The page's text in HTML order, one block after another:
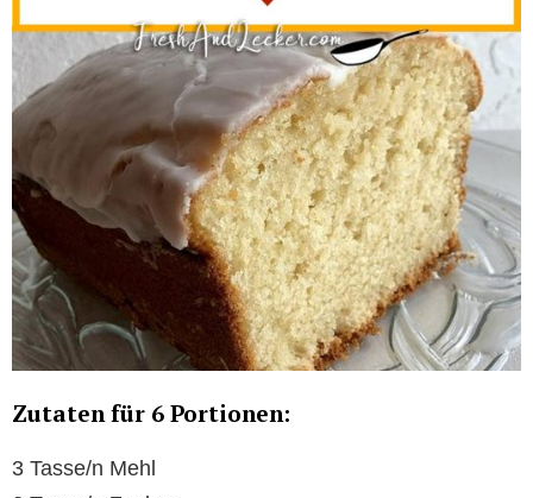
Zutaten für 6 Portionen:
3 Tasse/n Mehl